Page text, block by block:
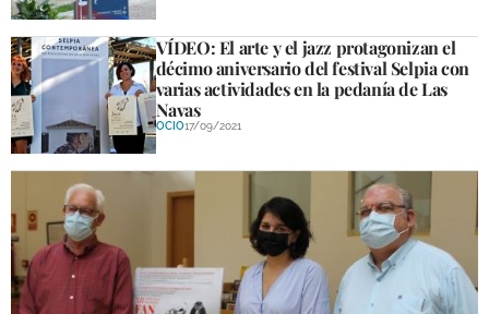
VÍDEO: El arte y el jazz protagonizan el
décimo aniversario del festival Selpia con
varias actividades en la pedanía de Las
Navas
OCIO17/09/2021